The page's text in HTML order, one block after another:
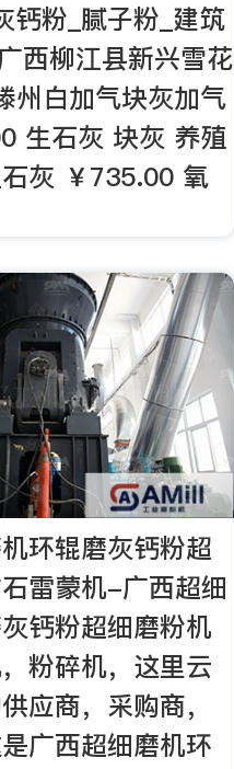
钙粉_腻子粉_建筑
西柳江县新兴雪花
州白加气块灰加气
生石灰 块灰 养殖
灰 ￥735.00 氧
环辊磨灰钙粉超
雷蒙机-广西超细
钙粉超细磨粉机
粉碎机，这里云
应商，采购商，
广西超细磨机环